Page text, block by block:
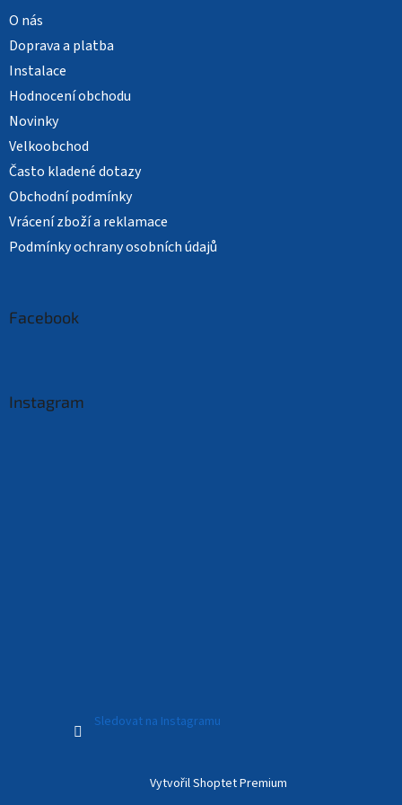
O nás
Doprava a platba
Instalace
Hodnocení obchodu
Novinky
Velkoobchod
Často kladené dotazy
Obchodní podmínky
Vrácení zboží a reklamace
Podmínky ochrany osobních údajů
Facebook
Instagram
Sledovat na Instagramu
Vytvořil Shoptet Premium